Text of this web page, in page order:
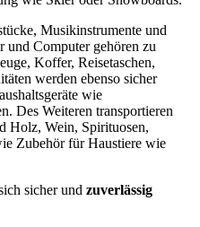
Musikinstrumente und
und Computer gehören zu
Koffer, Reisetaschen,
werden ebenso sicher
wie
Des Weiteren transportieren
Holz, Wein, Spirituosen,
Zubehör für Haustiere wie
sicher und zuverlässig